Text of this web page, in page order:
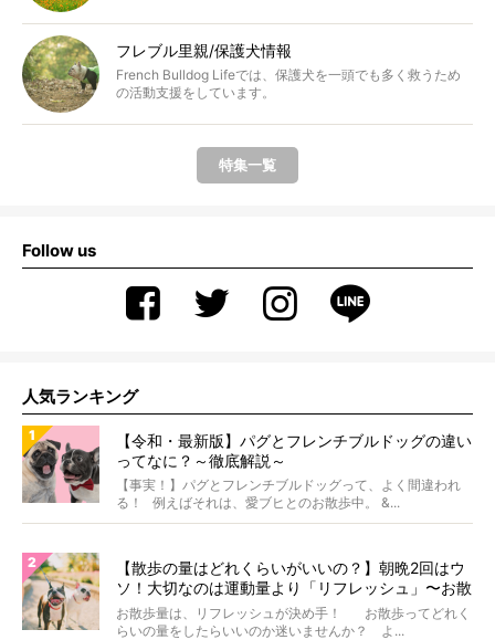
フレブル里親/保護犬情報
French Bulldog Lifeでは、保護犬を一頭でも多く救うため
の活動支援をしています。
特集一覧
Follow us
人気ランキング
【令和・最新版】パグとフレンチブルドッグの違い
ってなに？～徹底解説～
【事実！】パグとフレンチブルドッグって、よく間違われ
る！ 例えばそれは、愛ブヒとのお散歩中。 &...
【散歩の量はどれくらいがいいの？】朝晩2回はウ
ソ！大切なのは運動量より「リフレッシュ」〜お散
歩にまつわる疑問FAQつき〜
お散歩量は、リフレッシュが決め手！ お散歩ってどれく
らいの量をしたらいいのか迷いませんか？ よ...